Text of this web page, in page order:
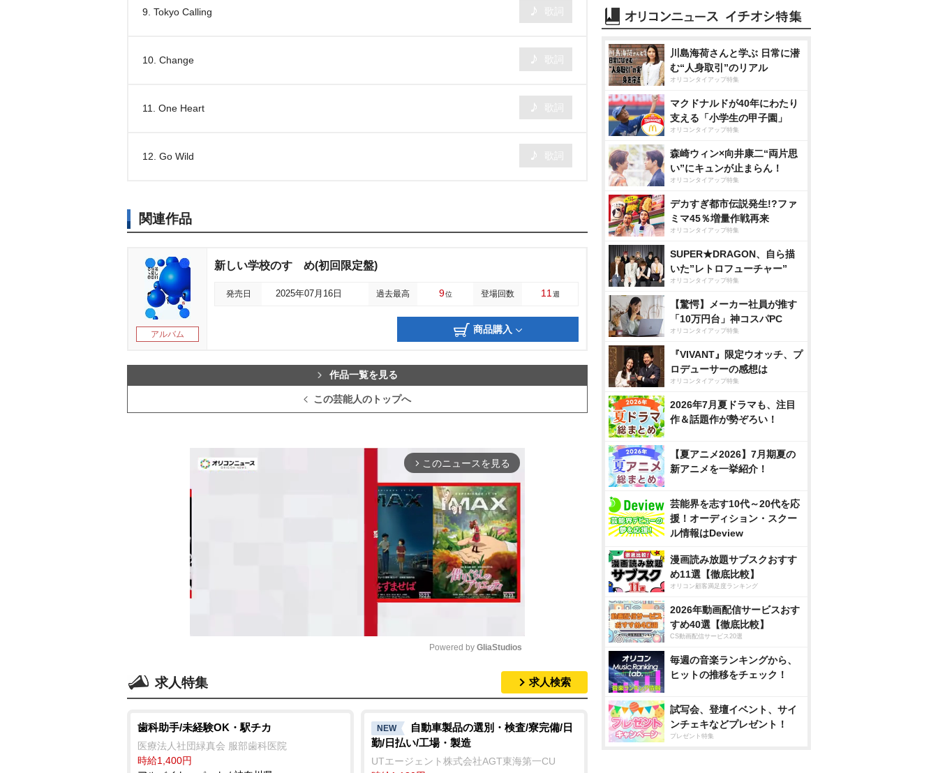
9. Tokyo Calling
10. Change
11. One Heart
12. Go Wild
関連作品
アルバム
新しい学校のすゝめ(初回限定盤)
発売日 2025年07月16日 過去最高 9位 登場回数 11 週
商品購入
作品一覧を見る
この芸能人のトップへ
arrow_forward_ios このニュースを見る
t
e
Powered by GliaStudios
求人特集 求人検索
歯科助手/未経験OK・駅チカ
医療法人社団緑真会 服部歯科医院
時給1,400円
NEW
自動車製品の選別・検査/寮完備/日
勤/日払い/工場・製造
UTエージェント株式会社AGT東海第一CU
川島海荷さんと学ぶ 日常に潜
む“人身取引”のリアル
オリコンタイアップ特集
マクドナルドが40年にわたり
支える「小学生の甲子園」
オリコンタイアップ特集
森崎ウィン×向井康二“両片思
い”にキュンが止まらん！
オリコンタイアップ特集
デカすぎ都市伝説発生!?ファ
ミマ45％増量作戦再来
オリコンタイアップ特集
SUPER★DRAGON、自ら描
いた”レトロフューチャー”
オリコンタイアップ特集
【驚愕】メーカー社員が推す
「10万円台」神コスパPC
オリコンタイアップ特集
『VIVANT』限定ウオッチ、プ
ロデューサーの感想は
オリコンタイアップ特集
2026年7月夏ドラマも、注目
作＆話題作が勢ぞろい！
【夏アニメ2026】7月期夏の
新アニメを一挙紹介！
芸能界を志す10代～20代を応
援！オーディション・スクー
ル情報はDeview
漫画読み放題サブスクおすす
め11選【徹底比較】
オリコン顧客満足度ランキング
2026年動画配信サービスおす
すめ40選【徹底比較】
CS動画配信サービス20選
毎週の音楽ランキングから、
ヒットの推移をチェック！
試写会、登壇イベント、サイ
ンチェキなどプレゼント！
プレゼント特集